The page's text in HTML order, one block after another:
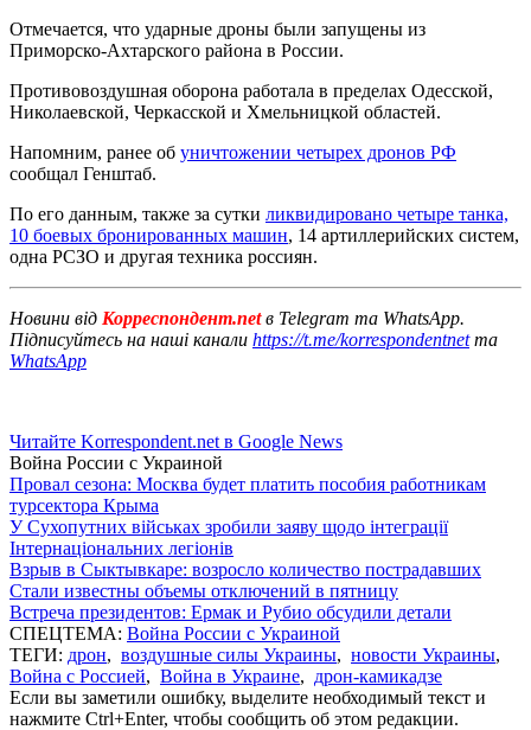
Отмечается, что ударные дроны были запущены из
Приморско-Ахтарского района в России.
Противовоздушная оборона работала в пределах Одесской,
Николаевской, Черкасской и Хмельницкой областей.
Напомним, ранее об уничтожении четырех дронов РФ
сообщал Генштаб.
По его данным, также за сутки ликвидировано четыре танка,
10 боевых бронированных машин, 14 артиллерийских систем,
одна РСЗО и другая техника россиян.
Новини від Корреспондент.netв Telegram та WhatsApp.
Підписуйтесь на наші канали https://t.me/korrespondentnetта
WhatsApp
Читайте Korrespondent.net в Google News
Война России с Украиной
Провал сезона: Москва будет платить пособия работникам
турсектора Крыма
У Сухопутних військах зробили заяву щодо інтеграції
Інтернаціональних легіонів
Взрыв в Сыктывкаре: возросло количество пострадавших
Стали известны объемы отключений в пятницу
Встреча президентов: Ермак и Рубио обсудили детали
СПЕЦТЕМА: Война России с Украиной
ТЕГИ: дрон, воздушные силы Украины, новости Украины,
Война с Россией, Война в Украине, дрон-камикадзе
Если вы заметили ошибку, выделите необходимый текст и
нажмите Ctrl+Enter, чтобы сообщить об этом редакции.